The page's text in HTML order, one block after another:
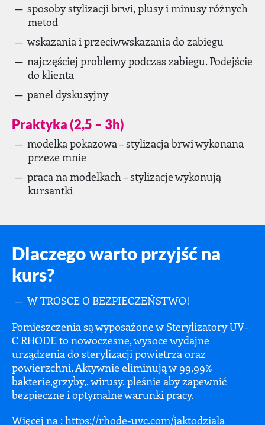
sposoby stylizacji brwi, plusy i minusy różnych
metod
wskazania i przeciwwskazania do zabiegu
najczęściej problemy podczas zabiegu. Podejście
do klienta
panel dyskusyjny
Praktyka (2,5 – 3h)
modelka pokazowa – stylizacja brwi wykonana
przeze mnie
praca na modelkach – stylizacje wykonują
kursantki
Dlaczego warto przyjść na
kurs?
W TROSCE O BEZPIECZEŃSTWO!
Pomieszczenia są wyposażone w Sterylizatory UV-
C RHODE to nowoczesne, wysoce wydajne
urządzenia do sterylizacji powietrza oraz
powierzchni. Aktywnie eliminują w 99,99%
bakterie,grzyby,, wirusy, pleśnie aby zapewnić
bezpieczne i optymalne warunki pracy.
Więcej na :https://rhode-uvc.com/jaktodziala